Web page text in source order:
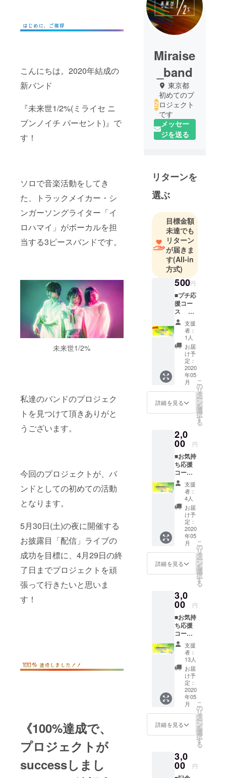
こんにちは。2020年結成の
新バンド
『未来世1/2%(ミライセ ニ
ブンノイチ パーセント)』で
す！
ソロで音楽活動をしてき
た、トラックメイカー・シ
ンガーソングライター「イ
ロハマイ」がボーカルを担
当する3ピースバンドです。
未来世1/2%
私達のバンドのプロジェク
トを見つけて頂きありがと
うございます。
今回のプロジェクトが、バ
ンドとしての初めての活動
となります。
5月30日(土)の夜に開催する
お披露目「配信」ライブの
成功を目標に、4月29日の終
了日までプロジェクトを頑
張って行きたいと思いま
す！
《100%達成で、
プロジェクトが
successしまし
Miraise
_band
東京都
初めてのプ
ロジェクト
です
メッセー
ジを送る
リターンを
選ぶ
目標金額
未達でも
リターン
が届きま
す(All-in
方式)
500円
■プチ応
援コー
ス
[郵送な
し] ・限
定活動
報告の
閲覧 (会
員登録
した場
合の
み。全
コース
共通。)
少しで
も、バ
協力し
たいと
思って
くれた
方へ。
CAMPF
IREにご
登録頂
いた上
でご支
援頂き
ます
と、限
定の活
動報告
が読め
ます。
ログの
ような
もので
す。バ
ンドの
活動の
報告や
メン
バーの
写真な
ど追加
してい
きます
ので、
ぜひご
覧くだ
さい！
録をし
てご支
援いた
支援
者：
1人
お届
け予
定：
2020
年05
月
詳細を見る
こ
の
リ
タ
ー
ン
を
選
択
す
る
2,0
00 円
■お気持
ち応援
コース
① 待
ち受け
画像
[郵送な
礼の
メール
・待ち
受け画
像 ・限
定活動
報告の
閲覧 (会
した場
合の
み。全
コース
共通。)
メール
にて、
お礼の
メッ
セージ
をお送
りしま
す。
支援
者：
4人
お届
け予
定：
2020
年05
月
詳細を見る
こ
の
リ
タ
ー
ン
を
選
択
す
る
3,0
00 円
■お気持
ち応援
コース
② 楽曲
デモ視
聴 [郵
送なし]
・お礼
のメー
ル ・オ
リジナ
ル楽曲
の限定
公開デ
モ動画
を、2曲
視聴で
きる
URL ・
支援
者：
13人
お届
け予
定：
2020
年05
月
詳細を見る
こ
の
リ
タ
ー
ン
を
選
択
す
る
3,0
00 円